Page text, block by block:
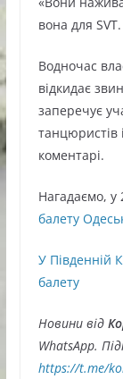
вона для SVT.
Водночас
відкидає
заперечує
танцюристів
коментарі.
Нагадаємо, у
балету
У Південній
балету
Новини від
WhatsApp.
https://t.me/